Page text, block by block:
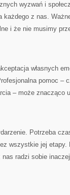
wyzwań i
z nas.
i że nie musimy
własnych
pomoc –
– może znacząco
Potrzeba
wszystkie jej etapy.
radzi sobie